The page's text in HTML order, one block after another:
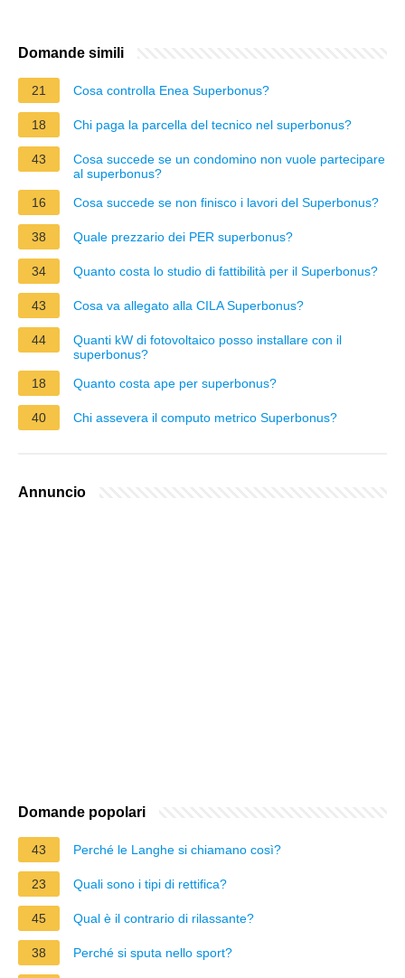
Domande simili
21 Cosa controlla Enea Superbonus?
18 Chi paga la parcella del tecnico nel superbonus?
43
Cosa succede se un condomino non vuole partecipare
al superbonus?
16
Cosa succede se non finisco i lavori del Superbonus?
38 Quale prezzario dei PER superbonus?
34 Quanto costa lo studio di fattibilità per il Superbonus?
43 Cosa va allegato alla CILA Superbonus?
44
Quanti kW di fotovoltaico posso installare con il
superbonus?
18
Quanto costa ape per superbonus?
40 Chi assevera il computo metrico Superbonus?
Annuncio
Domande popolari
43 Perché le Langhe si chiamano così?
23 Quali sono i tipi di rettifica?
45 Qual è il contrario di rilassante?
38 Perché si sputa nello sport?